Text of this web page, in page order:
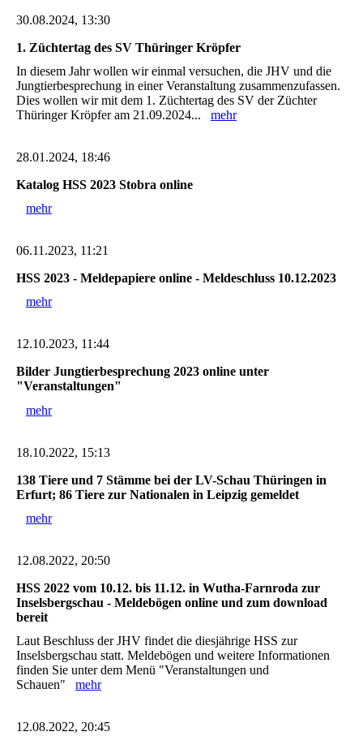
30.08.2024, 13:30
1. Züchtertag des SV Thüringer Kröpfer
In diesem Jahr wollen wir einmal versuchen, die JHV und die
Jungtierbesprechung in einer Veranstaltung zusammenzufassen.
Dies wollen wir mit dem 1. Züchtertag des SV der Züchter
Thüringer Kröpfer am 21.09.2024... mehr
28.01.2024, 18:46
Katalog HSS 2023 Stobra online
mehr
06.11.2023, 11:21
HSS 2023 - Meldepapiere online - Meldeschluss 10.12.2023
mehr
12.10.2023, 11:44
Bilder Jungtierbesprechung 2023 online unter
"Veranstaltungen"
mehr
18.10.2022, 15:13
138 Tiere und 7 Stämme bei der LV-Schau Thüringen in
Erfurt; 86 Tiere zur Nationalen in Leipzig gemeldet
mehr
12.08.2022, 20:50
HSS 2022 vom 10.12. bis 11.12. in Wutha-Farnroda zur
Inselsbergschau - Meldebögen online und zum download
bereit
Laut Beschluss der JHV findet die diesjährige HSS zur
Inselsbergschau statt. Meldebögen und weitere Informationen
finden Sie unter dem Menü "Veranstaltungen und
Schauen" mehr
12.08.2022, 20:45